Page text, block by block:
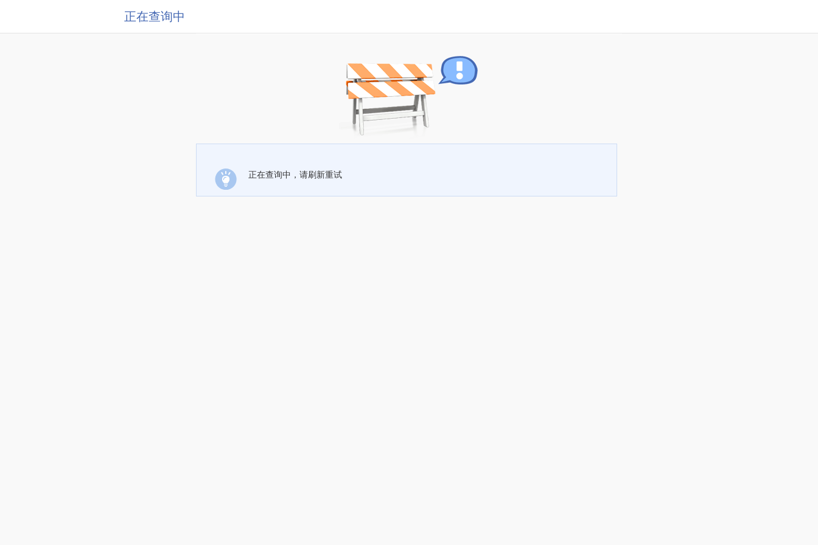
正在查询中
正在查询中，请刷新重试